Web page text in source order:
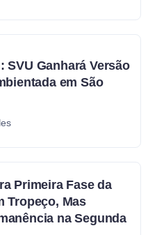
SVU Ganhará Versão
em São
Primeira Fase da
Tropeço, Mas
na Segunda